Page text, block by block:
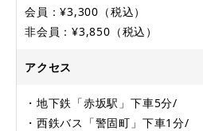
会員：¥3,300（税込）
非会員：¥3,850（税込）
アクセス
・地下鉄「赤坂駅」下車5分/
・西鉄バス「警固町」下車1分/